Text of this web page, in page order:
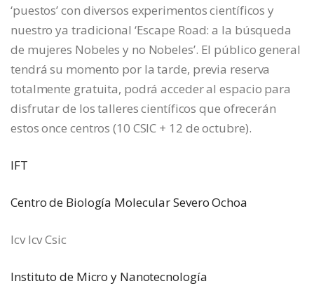
‘puestos’ con diversos experimentos científicos y
nuestro ya tradicional ‘Escape Road: a la búsqueda
de mujeres Nobeles y no Nobeles’. El público general
tendrá su momento por la tarde, previa reserva
totalmente gratuita, podrá acceder al espacio para
disfrutar de los talleres científicos que ofrecerán
estos once centros (10 CSIC + 12 de octubre).
IFT
Centro de Biología Molecular Severo Ochoa
Icv Icv Csic
Instituto de Micro y Nanotecnología